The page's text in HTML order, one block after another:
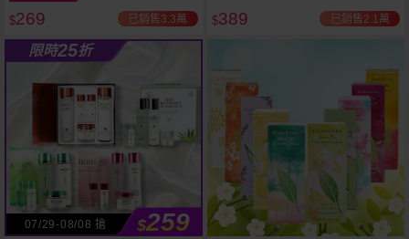
$269 已銷售3.3萬 $389 已銷售2.1萬
限時25折
07/29-08/08 搶 $259